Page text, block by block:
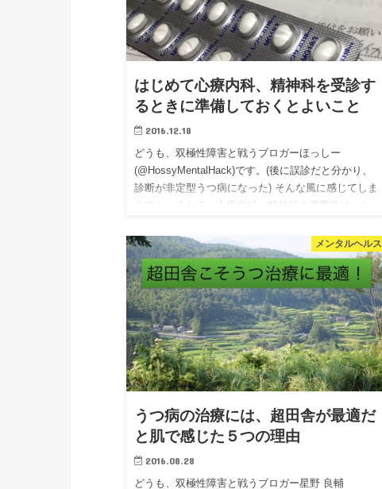
はじめて心療内科、精神科を受診す
るときに準備しておくとよいこと
2016.12.18
どうも、双極性障害と戦うブロガーほっしー
(@HossyMentalHack)です。(後に誤診だと分かり、
診断が非定型うつ病になった) そんな風に感じてしま
うでしょうか？ 心療内科、精神科の雰囲気は、た
メンタルヘルス
うつ病の治療には、超田舎が最適だ
と肌で感じた５つの理由
2016.08.28
どうも、双極性障害と戦うブロガー星野 良輔